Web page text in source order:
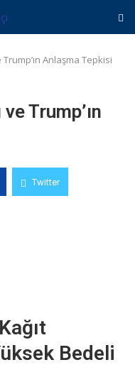
Trump’ın Anlaşma Tepkisi
Trump’ın
Twitter
Bedeli